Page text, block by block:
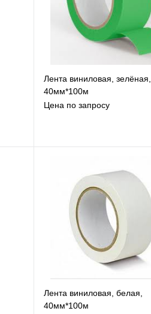
Лента виниловая, зелёная,
40мм*100м
Цена по запросу
В избранное
К сравнению
Под заказ
Лента виниловая, белая,
40мм*100м